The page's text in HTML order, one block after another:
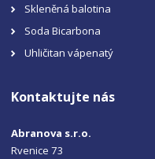
Skleněná balotina
Soda Bicarbona
Uhličitan vápenatý
Kontaktujte nás
Abranova s.r.o.
Rvenice 73